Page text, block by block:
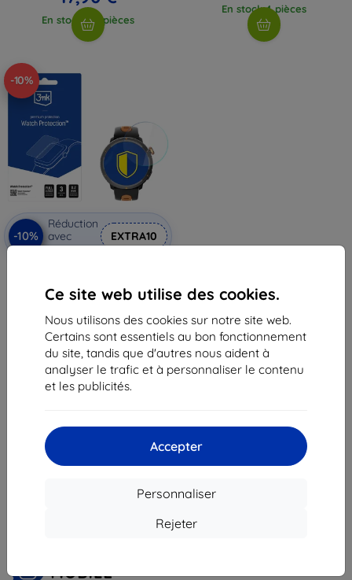
Ce site web utilise des cookies.
Nous utilisons des cookies sur notre site web.
Certains sont essentiels au bon fonctionnement
du site, tandis que d'autres nous aident à
analyser le trafic et à personnaliser le contenu
et les publicités.
Accepter
Personnaliser
Rejeter
En stock > 5 pièces
En stock 4 pièces
-10%
-10%
Réduction
avec
coupon
EXTRA10
protecteur pour Hammer Watch
2 Military Edition
11,90 €
10,72 €
En stock > 5 pièces
du total